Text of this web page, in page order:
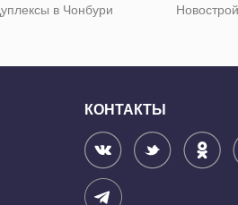
в Чонбури
КОНТАКТЫ